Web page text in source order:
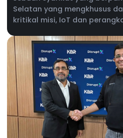
Selatan yang mengkhusus
kritikal misi, IoT dan
pasaran Afrika Selatan.